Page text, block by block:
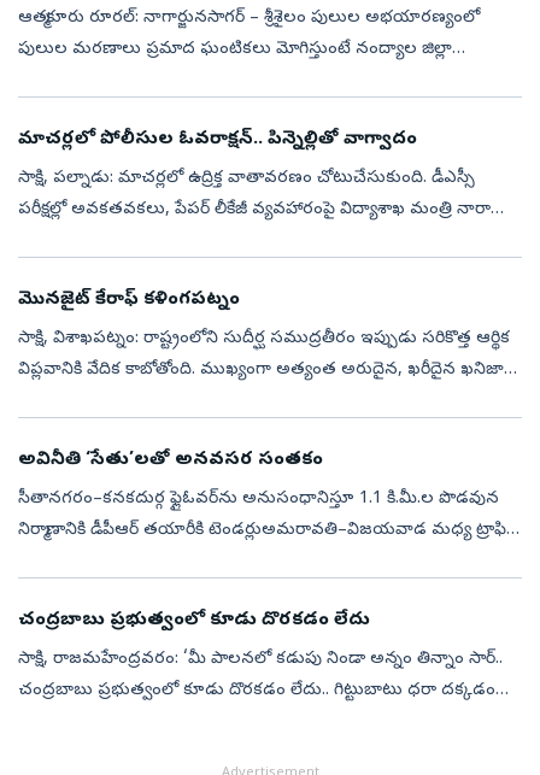
ఆత్మకూరు రూరల్‌: నాగార్జునసాగర్‌ – శ్రీశైలం పులుల అభయారణ్యంలో
పులుల మరణాలు ప్రమాద ఘంటికలు మోగిస్తుంటే నంద్యాల జిల్లా
మాచర్లలో పోలీసుల ఓవరాక్షన్‌.. పిన్నెల్లితో వాగ్వాదం
సాక్షి, పల్నాడు: మాచర్లలో ఉద్రిక్త వాతావరణం చోటుచేసుకుంది. డీఎస్సీ
పరీక్షల్లో అవకతవకలు, పేపర్‌ లీకేజీ వ్యవహారంపై విద్యాశాఖ మంత్రి నారా
మొనజైట్‌ కేరాఫ్‌ కళింగపట్నం
సాక్షి, విశాఖపట్నం: రాష్ట్రంలోని సుదీర్ఘ సముద్రతీరం ఇప్పుడు సరికొత్త ఆర్థిక
విప్లవానికి వేదిక కాబోతోంది. ముఖ్యంగా అత్యంత అరుదైన, ఖరీదైన ఖనిజాల్లో
అవినీతి ‘సేతు’లతో అనవసర సంతకం
సీతానగరం–కనకదుర్గ ఫ్లైఓవర్‌ను అనుసంధానిస్తూ 1.1 కి.మీ.ల పొడవున
నిర్మాణానికి డీపీఆర్‌ తయారీకి టెండర్లుఅమరావతి–విజయవాడ మధ్య ట్రాఫిక్‌
చంద్రబాబు ప్రభుత్వంలో కూడు దొరకడం లేదు
సాక్షి, రాజమహేంద్రవరం: ‘మీ పాలనలో కడుపు నిండా అన్నం తిన్నాం సార్‌..
చంద్రబాబు ప్రభుత్వంలో కూడు దొరకడం లేదు.. గిట్టుబాటు ధరా దక్కడం